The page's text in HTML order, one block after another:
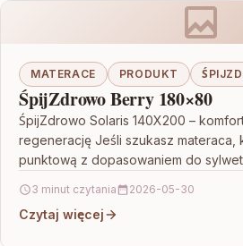
MATERACE PRODUKT
ŚpijZdrowo Berry 180×80
ŚpijZdrowo Solaris 140X200 –
regenerację Jeśli szukasz materaca,
punktową z dopasowaniem do
3 minut czytania 2026-05-30
Czytaj więcej